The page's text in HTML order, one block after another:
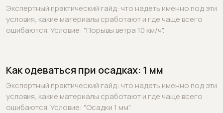
Экспертный практический гайд: что надеть именно под эти
условия, какие материалы сработают и где чаще всего
ошибаются. Условие: "Порывы ветра 10 км/ч".
Как одеваться при осадках: 1 мм
Экспертный практический гайд: что надеть именно под эти
условия, какие материалы сработают и где чаще всего
ошибаются. Условие: "Осадки 1 мм".